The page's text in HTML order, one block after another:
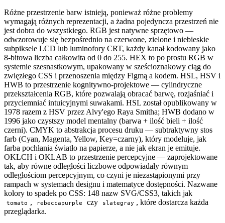
Różne przestrzenie barw istnieją, ponieważ różne problemy
wymagają różnych reprezentacji, a żadna pojedyncza przestrzeń nie
jest dobra do wszystkiego. RGB jest natywne sprzętowo —
odwzorowuje się bezpośrednio na czerwone, zielone i niebieskie
subpiksele LCD lub luminofory CRT, każdy kanał kodowany jako
8-bitowa liczba całkowita od 0 do 255. HEX to po prostu RGB w
systemie szesnastkowym, upakowany w sześcioznakowy ciąg do
zwięzłego CSS i przenoszenia między Figmą a kodem. HSL, HSV i
HWB to przestrzenie kognitywno-projektowe — cylindryczne
przekształcenia RGB, które pozwalają obracać barwę, rozjaśniać i
przyciemniać intuicyjnymi suwakami. HSL został opublikowany w
1978 razem z HSV przez Alvy'ego Raya Smitha; HWB dodano w
1996 jako czystszy model mentalny (barwa + ilość bieli + ilość
czerni). CMYK to abstrakcja procesu druku — subtraktywny stos
farb (Cyan, Magenta, Yellow, Key=czarny), który modeluje, jak
farba pochłania światło na papierze, a nie jak ekran je emituje.
OKLCH i OKLAB to przestrzenie percepcyjne — zaprojektowane
tak, aby równe odległości liczbowe odpowiadały równym
odległościom percepcyjnym, co czyni je niezastąpionymi przy
rampach w systemach designu i matematyce dostępności. Nazwane
kolory to spadek po CSS: 148 nazw SVG/CSS3, takich jak
tomato , rebeccapurple czy slategray , które dostarcza każda
przeglądarka.